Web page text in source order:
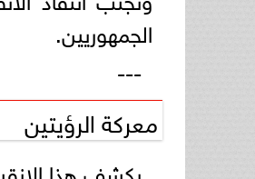
الجمهوريين.
---
معركة الرؤيتين
يكشف هذا